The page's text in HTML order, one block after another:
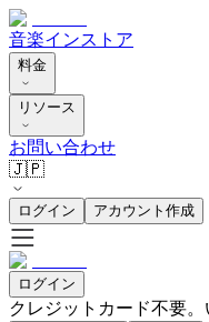
音楽インストア
料金
リソース
お問い合わせ
🇯🇵
ログイン アカウント作成
ログイン
クレジットカード不要。